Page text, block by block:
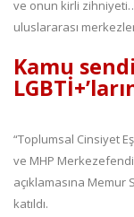
ve onun kirli zihniyeti…
uluslararası
Kamu
“Toplumsal Cinsiyet
ve MHP Merkezefendi
açıklamasına
katıldı.